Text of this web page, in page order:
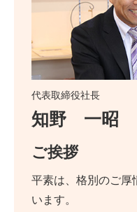
代表取締役社長
知野 一昭
ご挨拶
平素は、格別のご厚
います。